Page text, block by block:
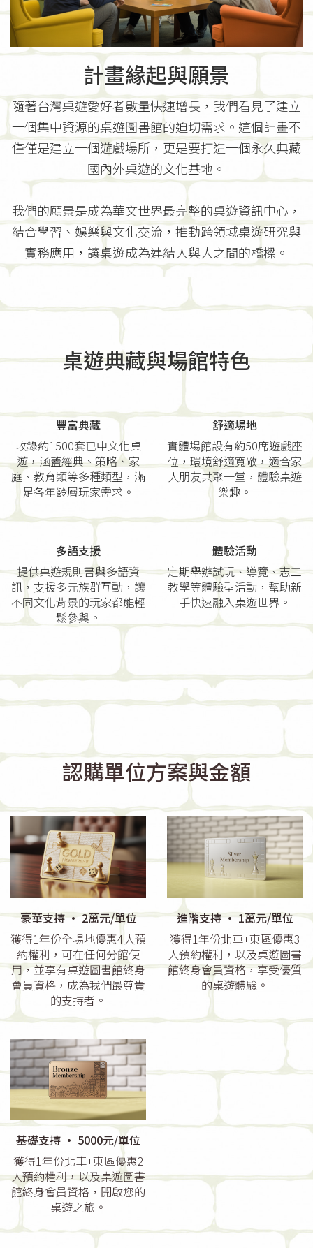
計畫緣起與願景
隨著台灣桌遊愛好者數量快速增長，我們看見了建立
一個集中資源的桌遊圖書館的迫切需求。這個計畫不
僅僅是建立一個遊戲場所，更是要打造一個永久典藏
國內外桌遊的文化基地。
我們的願景是成為華文世界最完整的桌遊資訊中心，
結合學習、娛樂與文化交流，推動跨領域桌遊研究與
實務應用，讓桌遊成為連結人與人之間的橋樑。
桌遊典藏與場館特色
豐富典藏
收錄約1500套已中文化桌
遊，涵蓋經典、策略、家
庭、教育類等多種類型，滿
足各年齡層玩家需求。
舒適場地
實體場館設有約50席遊戲座
位，環境舒適寬敞，適合家
人朋友共聚一堂，體驗桌遊
樂趣。
多語支援
提供桌遊規則書與多語資
訊，支援多元族群互動，讓
不同文化背景的玩家都能輕
鬆參與。
體驗活動
定期舉辦試玩、導覽、志工
教學等體驗型活動，幫助新
手快速融入桌遊世界。
認購單位方案與金額
豪華支持 · 2萬元/單位
獲得1年份全場地優惠4人預
約權利，可在任何分館使
用，並享有桌遊圖書館終身
會員資格，成為我們最尊貴
的支持者。
進階支持 · 1萬元/單位
獲得1年份北車+東區優惠3
人預約權利，以及桌遊圖書
館終身會員資格，享受優質
的桌遊體驗。
基礎支持 · 5000元/單位
獲得1年份北車+東區優惠2
人預約權利，以及桌遊圖書
館終身會員資格，開啟您的
桌遊之旅。